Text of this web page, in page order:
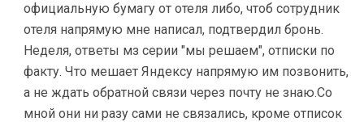
официальную бумагу от отеля либо, чтоб сотрудник
отеля напрямую мне написал, подтвердил бронь.
Неделя, ответы мз серии "мы решаем", отписки по
факту. Что мешает Яндексу напрямую им позвонить,
а не ждать обратной связи через почту не знаю.Со
мной они ни разу сами не связались, кроме отписок